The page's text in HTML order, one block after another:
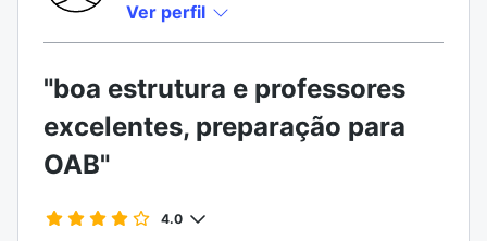
Ver perfil
"boa estrutura e professores
excelentes, preparação para
OAB"
4.0